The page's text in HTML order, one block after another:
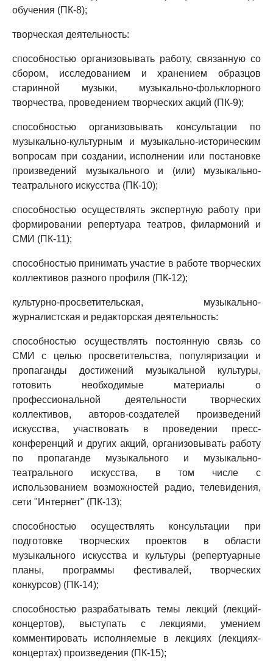
обучения (ПК-8);
творческая деятельность:
способностью организовывать работу, связанную со
сбором, исследованием и хранением образцов
старинной музыки, музыкально-фольклорного
творчества, проведением творческих акций (ПК-9);
способностью организовывать консультации по
музыкально-культурным и музыкально-историческим
вопросам при создании, исполнении или постановке
произведений музыкального и (или) музыкально-
театрального искусства (ПК-10);
способностью осуществлять экспертную работу при
формировании репертуара театров, филармоний и
СМИ (ПК-11);
способностью принимать участие в работе творческих
коллективов разного профиля (ПК-12);
культурно-просветительская, музыкально-
журналистская и редакторская деятельность:
способностью осуществлять постоянную связь со
СМИ с целью просветительства, популяризации и
пропаганды достижений музыкальной культуры,
готовить необходимые материалы о
профессиональной деятельности творческих
коллективов, авторов-создателей произведений
искусства, участвовать в проведении пресс-
конференций и других акций, организовывать работу
по пропаганде музыкального и музыкально-
театрального искусства, в том числе с
использованием возможностей радио, телевидения,
сети "Интернет" (ПК-13);
способностью осуществлять консультации при
подготовке творческих проектов в области
музыкального искусства и культуры (репертуарные
планы, программы фестивалей, творческих
конкурсов) (ПК-14);
способностью разрабатывать темы лекций (лекций-
концертов), выступать с лекциями, умением
комментировать исполняемые в лекциях (лекциях-
концертах) произведения (ПК-15);